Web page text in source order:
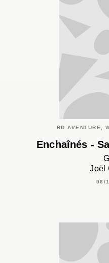
BD AVENTURE,
Enchaînés -
Joël
06/